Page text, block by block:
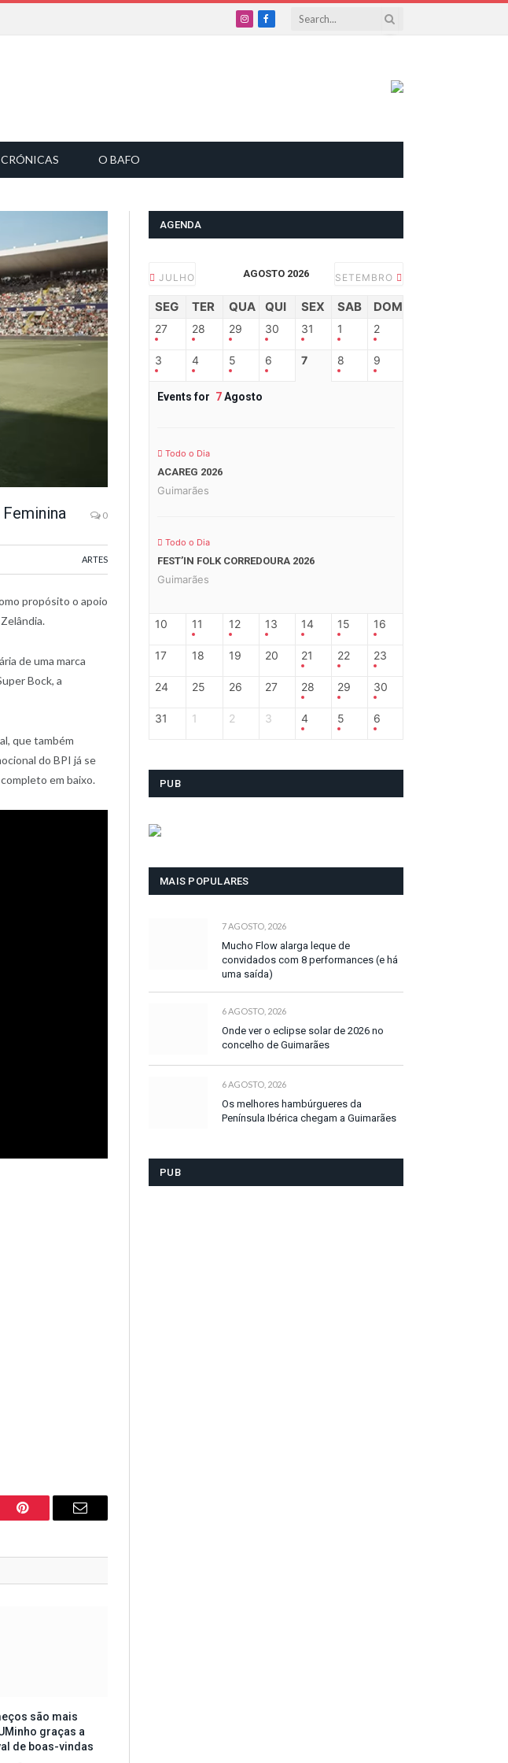
InstagramFacebook
CRÓNICAS O BAFO
0
ARTES
propósito o apoio
de uma marca
Bock, a
que também
do BPI já se
em baixo.
Pinterest Email
são mais
graças a
de boas-vindas
AGENDA
JULHO AGOSTO 2026 SETEMBRO
SEG TER QUA QUI SEX SAB DOM
27 28 29 30 31 1 2
3 4 5 6 7 8 9
Events for 7Agosto
Todo o Dia
ACAREG 2026
Guimarães
Todo o Dia
FEST’IN FOLK CORREDOURA 2026
Guimarães
10 11 12 13 14 15 16
17 18 19 20 21 22 23
24 25 26 27 28 29 30
31 1 2 3 4 5 6
PUB
MAIS POPULARES
7 AGOSTO, 2026
Mucho Flow alarga leque de
convidados com 8 performances (e há
uma saída)
6 AGOSTO, 2026
Onde ver o eclipse solar de 2026 no
concelho de Guimarães
6 AGOSTO, 2026
Os melhores hambúrgueres da
Península Ibérica chegam a Guimarães
PUB